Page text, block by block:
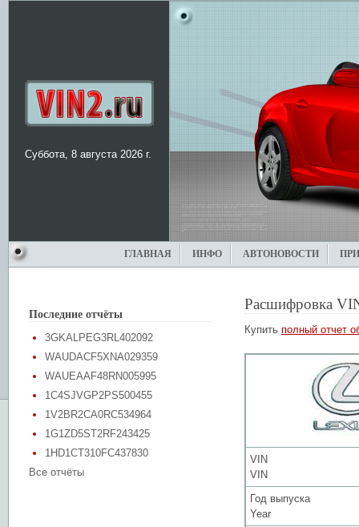
Суббота, 8 августа 2026 г.
ГЛАВНАЯ ИНФО АВТОНОВОСТИ
Последние отчёты
3GKALPEG3RL402092
WAUDACF5XNA029359
WAUEAAF48RN005995
1C4SJVGP2PS500455
1V2BR2CA0RC534964
1G1ZD5ST2RF243425
1HD1CT310FC437830
Все отчёты
Расшифровка
Купить полный отчет
VIN
VIN
Год выпуска
Year